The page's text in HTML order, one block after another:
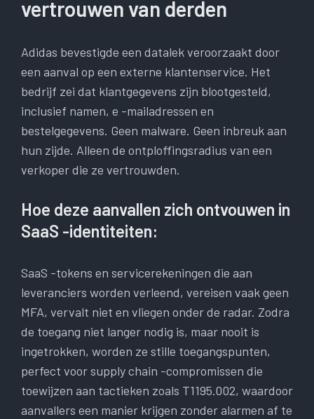
vertrouwen van derden
Adidas bevestigde een datalek veroorzaakt door
een aanval op een externe klantenservice. Het
bedrijf zei dat klantgegevens zijn blootgesteld,
inclusief namen, e -mailadressen en
bestelgegevens. Geen malware. Geen inbreuk aan
hun zijde. Alleen de ontploffingsradius van een
verkoper die ze vertrouwden.
Hoe deze aanvallen zich ontvouwen in
SaaS -identiteiten:
SaaS -tokens en servicerekeningen die aan
leveranciers worden verleend, vereisen vaak geen
MFA, vervalt niet en vliegen onder de radar. Zodra
de toegang niet langer nodig is, maar nooit is
ingetrokken, worden ze stille toegangspunten,
perfect voor supply chain -compromissen die
toewijzen aan tactieken zoals T1195.002, waardoor
aanvallers een manier krijgen zonder alarmen af ​​te